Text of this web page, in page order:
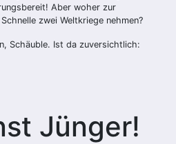
Aber woher zur
zwei Weltkriege nehmen?
Schäuble. Ist da zuversichtlich:
Jünger!